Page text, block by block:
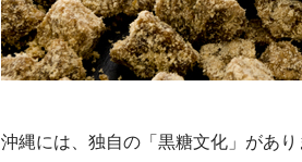
沖縄には、独自の「黒糖文化」があり